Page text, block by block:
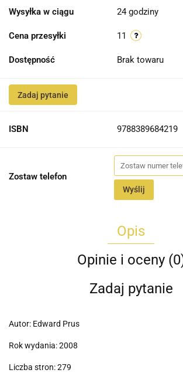
Wysyłka w ciągu 24 godziny
Cena przesyłki 11
Dostępność Brak towaru
Zadaj pytanie
ISBN 9788389684219
Zostaw telefon
Wyślij
Opis
Opinie i oceny
Zadaj pytanie
Autor: Edward Prus
Rok wydania: 2008
Liczba stron: 279